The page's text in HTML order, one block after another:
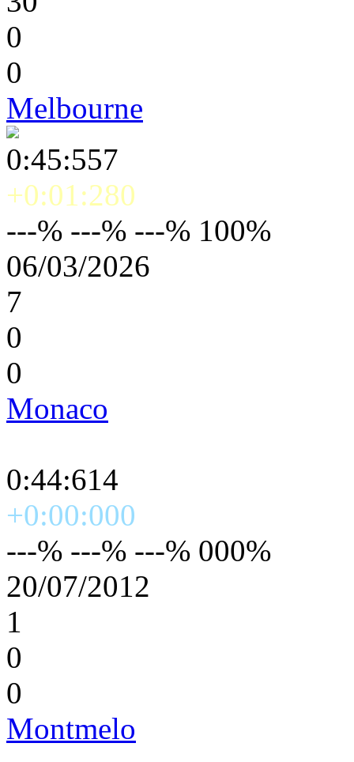
0
0
Melbourne
0:45:557
+0:01:280
---% ---% ---% 100%
06/03/2026
7
0
0
Monaco
0:44:614
+0:00:000
---% ---% ---% 000%
20/07/2012
1
0
0
Montmelo